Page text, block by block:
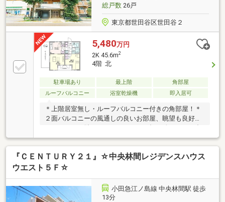
総戸数26戸
東京都世田谷区世田谷２
5,480万円
2K 45.6m2
4階 北
駐車場あり 最上階
角部屋
ルーフバルコニー
浴室乾燥機 即入居可
＊上階居室無し・ルーフバルコニー付きの角部屋！＊
２面バルコニーの風通しの良いお部屋、眺望も良好で
わせた洗練されたデザインの外観！＊２４時間受け取
り可能な宅配ボックスでスマートな暮らしを実現しま
す。＊大切なペットと一緒に暮らせる「ペット飼育可
（細則有）」のマンションです。＊キッチンに窓があ
『ＣＥＮＴＵＲＹ２１』☆中央林間レジデンスハウス
ウエスト５Ｆ☆
小田急江ノ島線 中央林間駅 徒歩
13分